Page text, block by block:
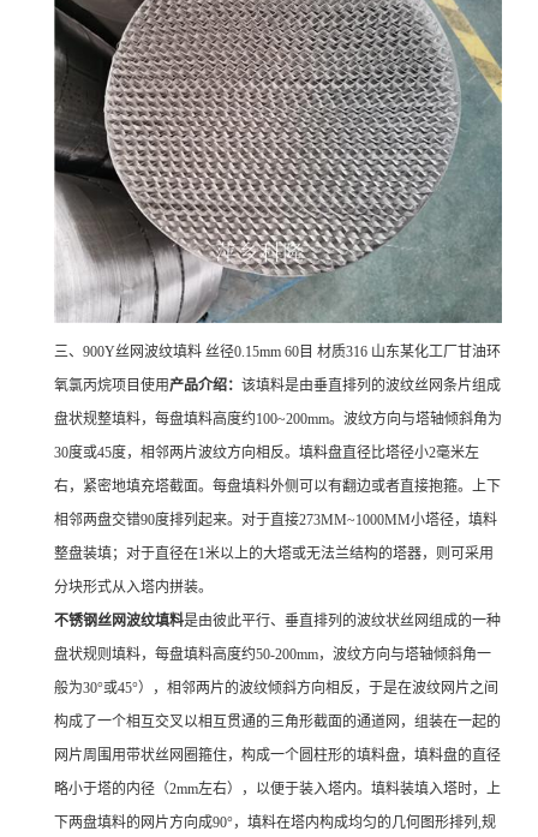
三、900Y丝网波纹填料 丝径0.15mm 60目 材质316 山东某化工厂甘油环
氧氯丙烷项目使用产品介绍： 该填料是由垂直排列的波纹丝网条片组成
盘状规整填料，每盘填料高度约100~200mm。波纹方向与塔轴倾斜角为
30度或45度，相邻两片波纹方向相反。填料盘直径比塔径小2毫米左
右，紧密地填充塔截面。每盘填料外侧可以有翻边或者直接抱箍。上下
相邻两盘交错90度排列起来。对于直接273MM~1000MM小塔径，填料
整盘装填；对于直径在1米以上的大塔或无法兰结构的塔器，则可采用
分块形式从入塔内拼装。
不锈钢丝网波纹填料是由彼此平行、垂直排列的波纹状丝网组成的一种
盘状规则填料，每盘填料高度约50-200mm，波纹方向与塔轴倾斜角一
般为30°或45°），相邻两片的波纹倾斜方向相反，于是在波纹网片之间
构成了一个相互交叉以相互贯通的三角形截面的通道网，组装在一起的
网片周围用带状丝网圈箍住，构成一个圆柱形的填料盘，填料盘的直径
略小于塔的内径（2mm左右），以便于装入塔内。填料装填入塔时，上
下两盘填料的网片方向成90°，填料在塔内构成均匀的几何图形排列,规